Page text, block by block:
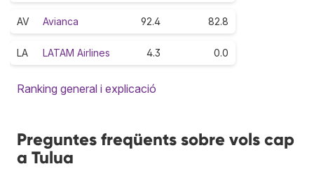
AV Avianca 92.4 82.8
LA LATAM Airlines 4.3 0.0
Ranking general i explicació
Preguntes freqüents sobre vols cap
a Tulua